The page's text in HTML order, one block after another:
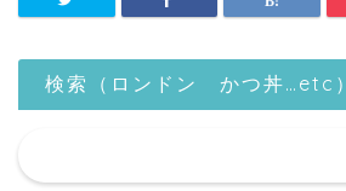
検索（ロンドン かつ丼…etc）